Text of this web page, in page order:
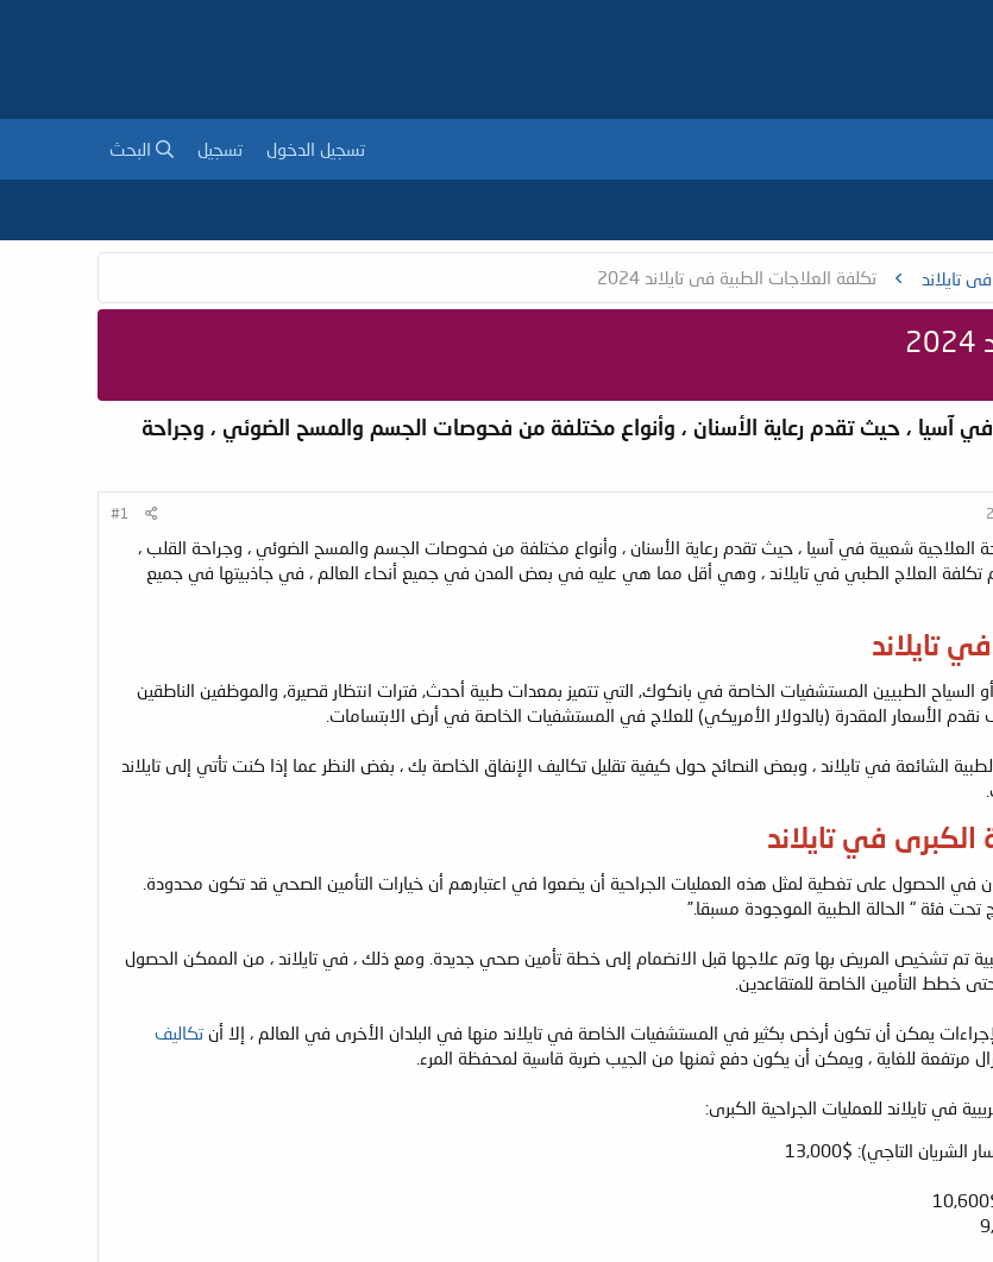
تسجيل الدخول تسجيل البحث
تايلاند تكلفة العلاجات الطبية في تايلاند 2024
في آسيا ، حيث تقدم رعاية الأسنان ، وأنواع مختلفة من فحوصات الجسم والمسح الضوئي ، وجراحة
#1
العلاجية شعبية في آسيا ، حيث تقدم رعاية الأسنان ، وأنواع مختلفة من فحوصات الجسم والمسح الضوئي ، وجراحة القلب ،
تكلفة العلاج الطبي في تايلاند ، وهي أقل مما هي عليه في بعض المدن في جميع أنحاء العالم ، في جاذبيتها في جميع
تايلاند
السياح الطبيين المستشفيات الخاصة في بانكوك, التي تتميز بمعدات طبية أحدث, فترات انتظار قصيرة, والموظفين الناطقين
نقدم الأسعار المقدرة (بالدولار الأمريكي) للعلاج في المستشفيات الخاصة في أرض الابتسامات.
الشائعة في تايلاند ، وبعض النصائح حول كيفية تقليل تكاليف الإنفاق الخاصة بك ، بغض النظر عما إذا كنت تأتي إلى تايلاند
الكبرى في تايلاند
في الحصول على تغطية لمثل هذه العمليات الجراحية أن يضعوا في اعتبارهم أن خيارات التأمين الصحي قد تكون محدودة.
تحت فئة " الحالة الطبية الموجودة مسبقا.”
تم تشخيص المريض بها وتم علاجها قبل الانضمام إلى خطة تأمين صحي جديدة. ومع ذلك ، في تايلاند ، من الممكن الحصول
خطط التأمين الخاصة للمتقاعدين.
يمكن أن تكون أرخص بكثير في المستشفيات الخاصة في تايلاند منها في البلدان الأخرى في العالم ، إلا أن تكاليف
مرتفعة للغاية ، ويمكن أن يكون دفع ثمنها من الجيب ضربة قاسية لمحفظة المرء.
في تايلاند للعمليات الجراحية الكبرى:
التاجي): $13,000